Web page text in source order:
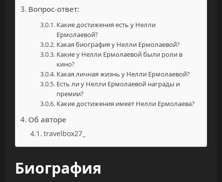
Вопрос-ответ:
Какие достижения есть у Нелли
Ермолаевой?
Какая биография у Нелли Ермолаевой?
Какие у Нелли Ермолаевой были роли в
кино?
Какая личная жизнь у Нелли Ермолаевой?
Есть ли у Нелли Ермолаевой награды и
премии?
Какие достижения имеет Нелли Ермолаева?
Об авторе
travelbox27_
Биография